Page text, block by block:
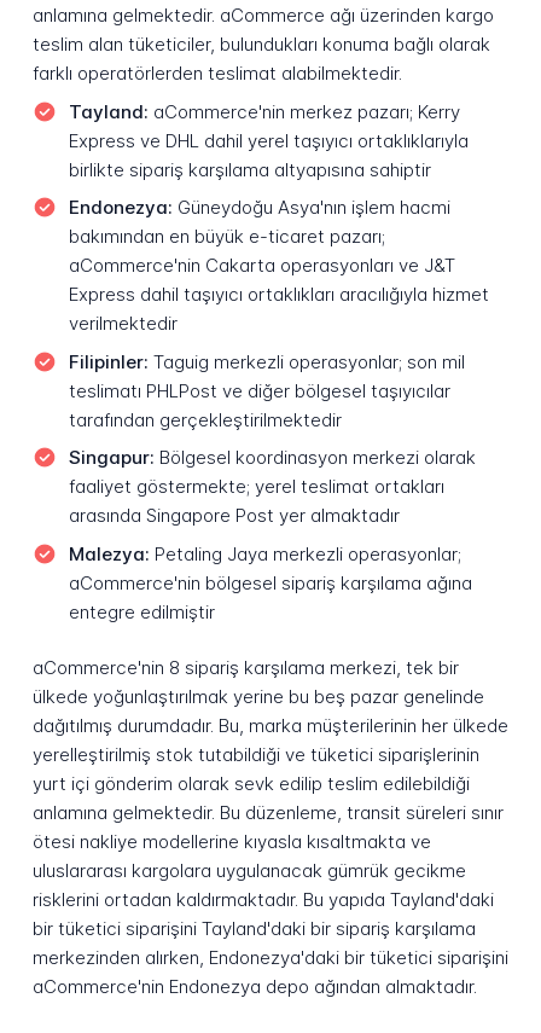
anlamına gelmektedir. aCommerce ağı üzerinden kargo
teslim alan tüketiciler, bulundukları konuma bağlı olarak
farklı operatörlerden teslimat alabilmektedir.
Tayland: aCommerce'nin merkez pazarı; Kerry
Express ve DHL dahil yerel taşıyıcı ortaklıklarıyla
birlikte sipariş karşılama altyapısına sahiptir
Endonezya: Güneydoğu Asya'nın işlem hacmi
bakımından en büyük e-ticaret pazarı;
aCommerce'nin Cakarta operasyonları ve J&T
Express dahil taşıyıcı ortaklıkları aracılığıyla hizmet
verilmektedir
Filipinler: Taguig merkezli operasyonlar; son mil
teslimatı PHLPost ve diğer bölgesel taşıyıcılar
tarafından gerçekleştirilmektedir
Singapur: Bölgesel koordinasyon merkezi olarak
faaliyet göstermekte; yerel teslimat ortakları
arasında Singapore Post yer almaktadır
Malezya: Petaling Jaya merkezli operasyonlar;
aCommerce'nin bölgesel sipariş karşılama ağına
entegre edilmiştir
aCommerce'nin 8 sipariş karşılama merkezi, tek bir
ülkede yoğunlaştırılmak yerine bu beş pazar genelinde
dağıtılmış durumdadır. Bu, marka müşterilerinin her ülkede
yerelleştirilmiş stok tutabildiği ve tüketici siparişlerinin
yurt içi gönderim olarak sevk edilip teslim edilebildiği
anlamına gelmektedir. Bu düzenleme, transit süreleri sınır
ötesi nakliye modellerine kıyasla kısaltmakta ve
uluslararası kargolara uygulanacak gümrük gecikme
risklerini ortadan kaldırmaktadır. Bu yapıda Tayland'daki
bir tüketici siparişini Tayland'daki bir sipariş karşılama
merkezinden alırken, Endonezya'daki bir tüketici siparişini
aCommerce'nin Endonezya depo ağından almaktadır.